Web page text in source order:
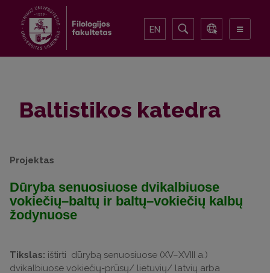
EN
Baltistikos katedra
Projektas
Dūryba senuosiuose dvikalbiuose
vokiečių–baltų ir baltų–vokiečių kalbų
žodynuose
Tikslas: ištirti dūrybą senuosiuose (XV–XVIII a.)
dvikalbiuose vokiečių-prūsų/ lietuvių/ latvių arba